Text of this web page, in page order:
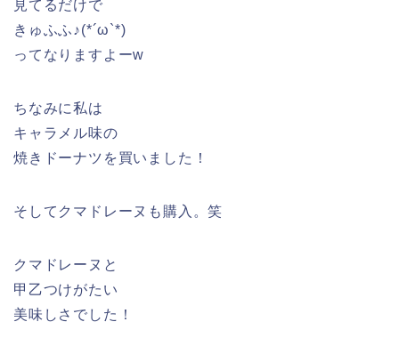
見てるだけで
きゅふふ♪(*´ω`*)
ってなりますよーw
ちなみに私は
キャラメル味の
焼きドーナツを買いました！
そしてクマドレーヌも購入。笑
クマドレーヌと
甲乙つけがたい
美味しさでした！